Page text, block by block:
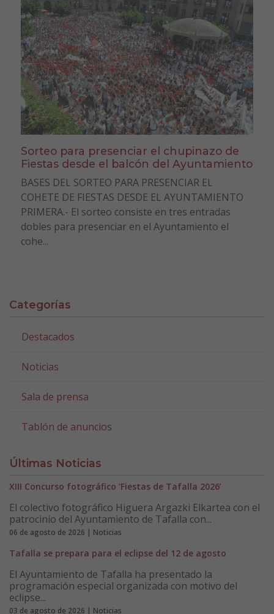
Sorteo para presenciar el chupinazo de
Fiestas desde el balcón del Ayuntamiento
BASES DEL SORTEO PARA PRESENCIAR EL
COHETE DE FIESTAS DESDE EL AYUNTAMIENTO
PRIMERA.- El sorteo consiste en tres entradas
dobles para presenciar en el Ayuntamiento el
cohe...
Categorías
Destacados
Noticias
Sala de prensa
Tablón de anuncios
Últimas Noticias
XIII Concurso fotográfico ‘Fiestas de Tafalla 2026’
El colectivo fotográfico Higuera Argazki Elkartea con el
patrocinio del Ayuntamiento de Tafalla con...
06 de agosto de 2026 | Noticias
Tafalla se prepara para el eclipse del 12 de agosto
El Ayuntamiento de Tafalla ha presentado la
programación especial organizada con motivo del
eclipse...
03 de agosto de 2026 | Noticias